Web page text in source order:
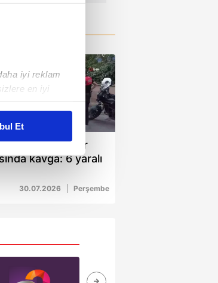
iyi reklam
en iyi
sunulması
için Ayarlar
Et
akrabalar
kavga: 6 yaralı
30.07.2026 Perşembe